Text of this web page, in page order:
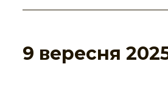
9 вересня